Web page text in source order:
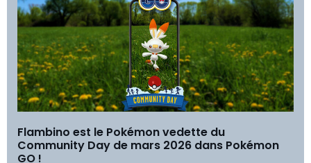
Flambino est le Pokémon vedette du
Community Day de mars 2026 dans Pokémon
GO !